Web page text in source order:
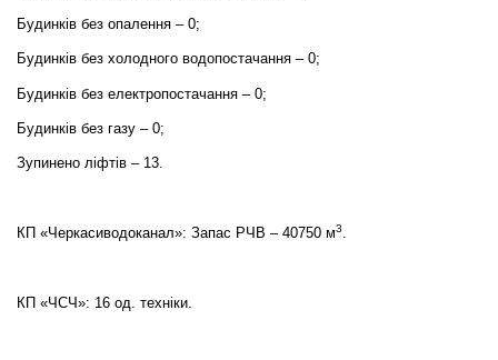
Будинків без опалення – 0;
Будинків без холодного водопостачання – 0;
Будинків без електропостачання – 0;
Будинків без газу – 0;
Зупинено ліфтів – 13.
КП «Черкасиводоканал»: Запас РЧВ – 40750 м3.
КП «ЧСЧ»: 16 од. техніки.